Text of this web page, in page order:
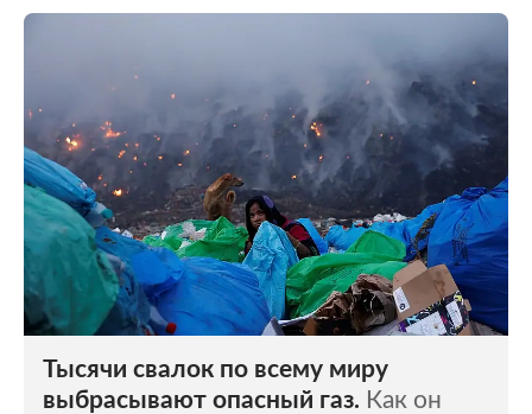
Тысячи свалок по всему миру
выбрасывают опасный газ. Как он